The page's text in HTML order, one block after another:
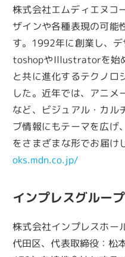
株式会社エムディエヌコ
ザインや各種表現の可能
す。1992年に創業し、
toshopやIllustratorを始
と共に進化するテクノロ
した。近年では、アニメ
など、ビジュアル・カル
ブ情報にもテーマを広げ
をさまざまな形でお届け
oks.mdn.co.jp/
インプレスグループ
株式会社インプレスホー
代田区、代表取締役：松